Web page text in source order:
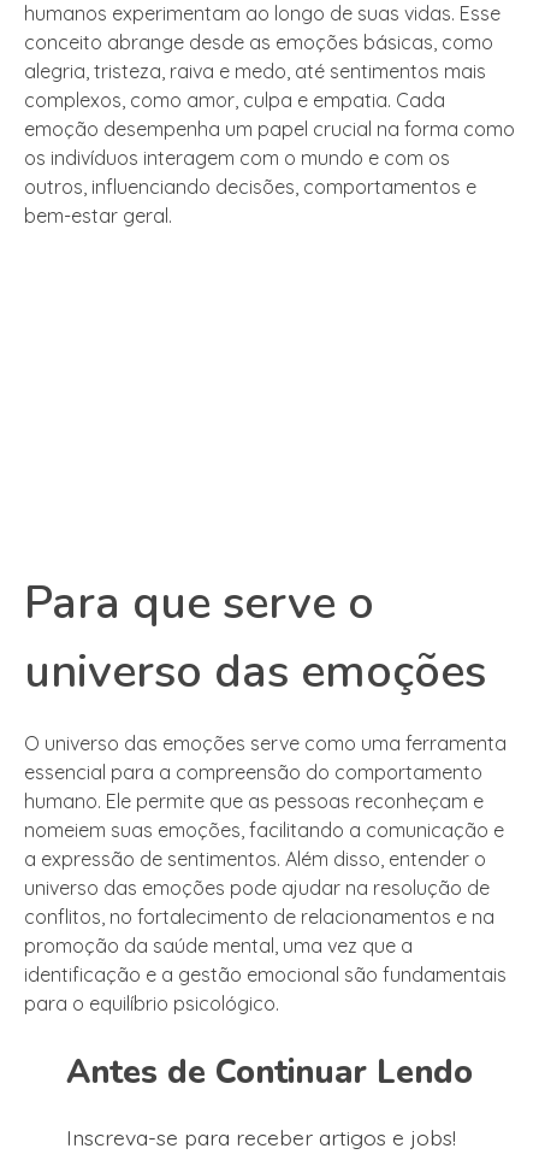
humanos experimentam ao longo de suas vidas. Esse
conceito abrange desde as emoções básicas, como
alegria, tristeza, raiva e medo, até sentimentos mais
complexos, como amor, culpa e empatia. Cada
emoção desempenha um papel crucial na forma como
os indivíduos interagem com o mundo e com os
outros, influenciando decisões, comportamentos e
bem-estar geral.
Para que serve o
universo das emoções
O universo das emoções serve como uma ferramenta
essencial para a compreensão do comportamento
humano. Ele permite que as pessoas reconheçam e
nomeiem suas emoções, facilitando a comunicação e
a expressão de sentimentos. Além disso, entender o
universo das emoções pode ajudar na resolução de
conflitos, no fortalecimento de relacionamentos e na
promoção da saúde mental, uma vez que a
identificação e a gestão emocional são fundamentais
para o equilíbrio psicológico.
Antes de Continuar Lendo
Inscreva-se para receber artigos e jobs!